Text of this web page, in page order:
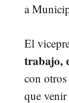
a
El
trabajo,
con
que